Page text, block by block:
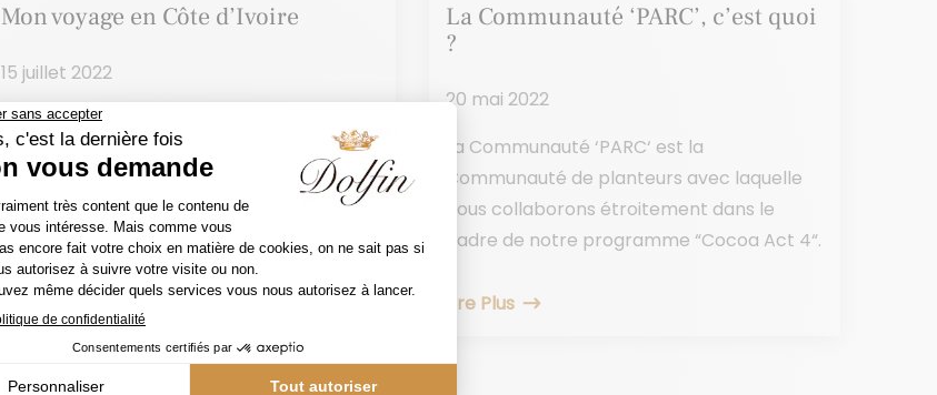
Mon voyage en Côte d’Ivoire
15 juillet 2022
Fraîchement revenue de Côte d’Ivoire, il
me tient à cœur de partager avec toi mon
expérience au sein de la Communauté
Parc.
Lire Plus
La Communauté ‘PARC’, c’est quoi
?
20 mai 2022
La Communauté ‘PARC‘ est la
Communauté de planteurs avec laquelle
nous collaborons étroitement dans le
cadre de notre programme “Cocoa Act 4“.
Lire Plus